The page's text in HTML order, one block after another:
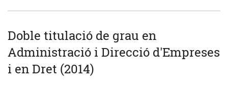
Doble titulació de grau en
Administració i Direcció d'Empreses
i en Dret (2014)